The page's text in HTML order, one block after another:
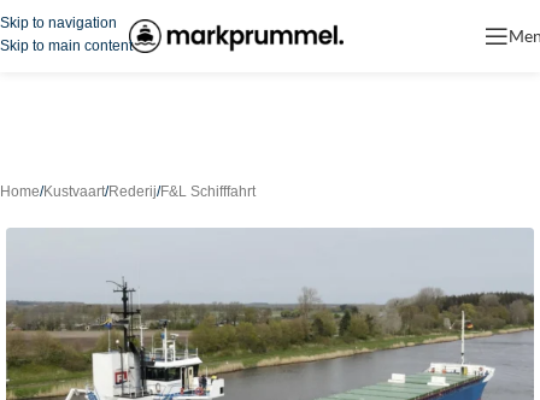
Skip to navigation
Skip to main content
Home/Kustvaart/Rederij/F&L Schifffahrt